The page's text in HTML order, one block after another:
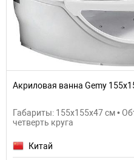
Акриловая ванна Gemy
Габариты: 155x155x47 см •
четверть круга
Китай